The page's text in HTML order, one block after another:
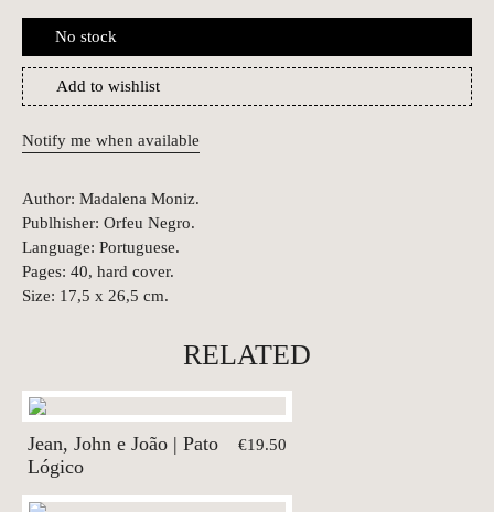
No stock
Add to wishlist
Notify me when available
Author: Madalena Moniz.
Publhisher: Orfeu Negro.
Language: Portuguese.
Pages: 40, hard cover.
Size: 17,5 x 26,5 cm.
RELATED
Jean, John e João | Pato
Lógico
€19.50